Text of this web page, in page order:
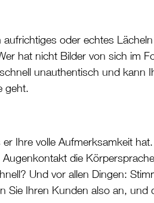
aufrichtiges oder echtes
hat nicht Bilder von sich im
unauthentisch und kann
geht.
Ihre volle Aufmerksamkeit
die
Und vor allen Dingen:
Sie Ihren Kunden also an, und